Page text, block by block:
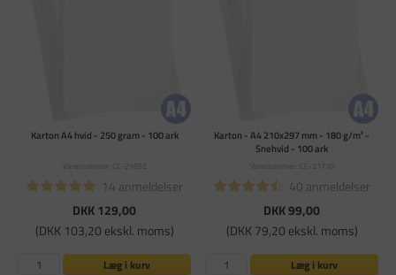
Karton A4 hvid - 250 gram - 100 ark
Varenummer: CC-21652
14 anmeldelser
DKK 129,00
(DKK 103,20 ekskl. moms)
Læg i kurv
Karton - A4 210x297 mm - 180 g/m² -
Snehvid - 100 ark
Varenummer: CC-21710
40 anmeldelser
DKK 99,00
(DKK 79,20 ekskl. moms)
Læg i kurv